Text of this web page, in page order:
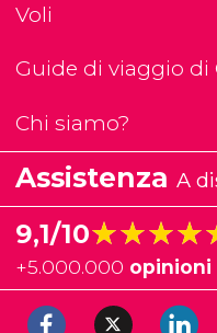
Voli
Guide di viaggio di
Chi siamo?
Assistenza A
9,1/10
+5.000.000 opinioni